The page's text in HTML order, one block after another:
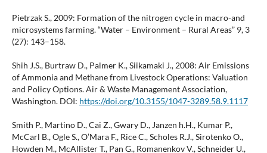
Pietrzak S., 2009: Formation of the nitrogen cycle in macro-and
microsystems farming. “Water – Environment – Rural Areas” 9, 3
(27): 143–158.
Shih J.S., Burtraw D., Palmer K., Siikamaki J., 2008: Air Emissions
of Ammonia and Methane from Livestock Operations: Valuation
and Policy Options. Air & Waste Management Association,
Washington. DOI: https://doi.org/10.3155/1047-3289.58.9.1117
Smith P., Martino D., Cai Z., Gwary D., Janzen h.H., Kumar P.,
McCarl B., Ogle S., O’Mara F., Rice C., Scholes R.J., Sirotenko O.,
Howden M., McAllister T., Pan G., Romanenkov V., Schneider U.,